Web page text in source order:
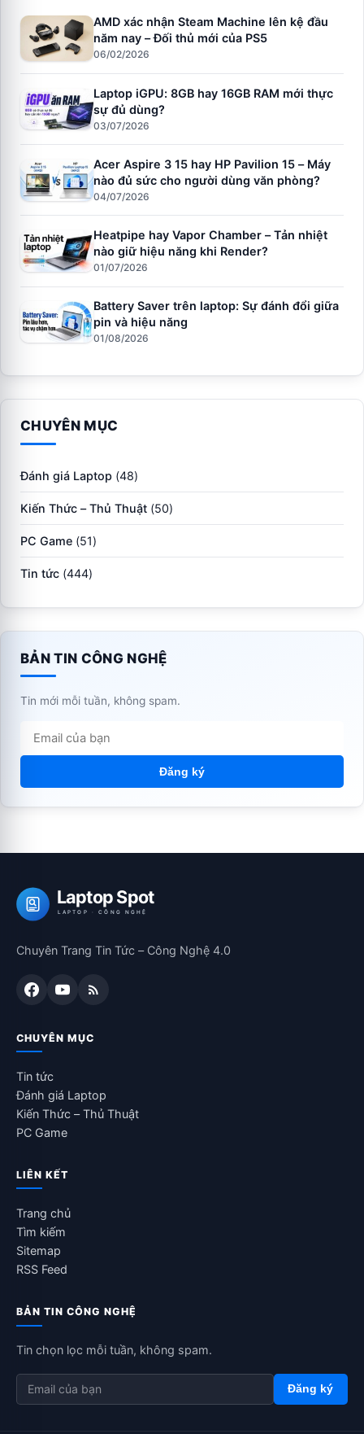
AMD xác nhận Steam Machine lên kệ đầu
năm nay – Đối thủ mới của PS5
06/02/2026
Laptop iGPU: 8GB hay 16GB RAM mới thực
sự đủ dùng?
03/07/2026
Acer Aspire 3 15 hay HP Pavilion 15 – Máy
nào đủ sức cho người dùng văn phòng?
04/07/2026
Heatpipe hay Vapor Chamber – Tản nhiệt
nào giữ hiệu năng khi Render?
01/07/2026
Battery Saver trên laptop: Sự đánh đổi giữa
pin và hiệu năng
01/08/2026
CHUYÊN MỤC
Đánh giá Laptop (48)
Kiến Thức – Thủ Thuật (50)
PC Game (51)
Tin tức (444)
BẢN TIN CÔNG NGHỆ
Tin mới mỗi tuần, không spam.
Đăng ký
Laptop Spot
LAPTOP · CÔNG NGHỆ
Chuyên Trang Tin Tức – Công Nghệ 4.0
CHUYÊN MỤC
Tin tức
Đánh giá Laptop
Kiến Thức – Thủ Thuật
PC Game
LIÊN KẾT
Trang chủ
Tìm kiếm
Sitemap
RSS Feed
BẢN TIN CÔNG NGHỆ
Tin chọn lọc mỗi tuần, không spam.
Đăng ký